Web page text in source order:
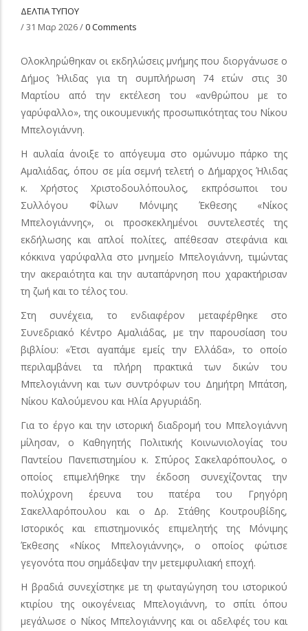
ΔΕΛΤΙΑ ΤΥΠΟΥ
/31 Μαρ 2026/0 Comments
Ολοκληρώθηκαν οι εκδηλώσεις μνήμης που διοργάνωσε ο
Δήμος Ήλιδας για τη συμπλήρωση 74 ετών στις 30
Μαρτίου από την εκτέλεση του «ανθρώπου με το
γαρύφαλλο», της οικουμενικής προσωπικότητας του Νίκου
Μπελογιάννη.
Η αυλαία άνοιξε το απόγευμα στο ομώνυμο πάρκο της
Αμαλιάδας, όπου σε μία σεμνή τελετή ο Δήμαρχος Ήλιδας
κ. Χρήστος Χριστοδουλόπουλος, εκπρόσωποι του
Συλλόγου Φίλων Μόνιμης Έκθεσης «Νίκος
Μπελογιάννης», οι προσκεκλημένοι συντελεστές της
εκδήλωσης και απλοί πολίτες, απέθεσαν στεφάνια και
κόκκινα γαρύφαλλα στο μνημείο Μπελογιάννη, τιμώντας
την ακεραιότητα και την αυταπάρνηση που χαρακτήρισαν
τη ζωή και το τέλος του.
Στη συνέχεια, το ενδιαφέρον μεταφέρθηκε στο
Συνεδριακό Κέντρο Αμαλιάδας, με την παρουσίαση του
βιβλίου: «Έτσι αγαπάμε εμείς την Ελλάδα», το οποίο
περιλαμβάνει τα πλήρη πρακτικά των δικών του
Μπελογιάννη και των συντρόφων του Δημήτρη Μπάτση,
Νίκου Καλούμενου και Ηλία Αργυριάδη.
Για το έργο και την ιστορική διαδρομή του Μπελογιάννη
μίλησαν, ο Καθηγητής Πολιτικής Κοινωνιολογίας του
Παντείου Πανεπιστημίου κ. Σπύρος Σακελαρόπουλος, ο
οποίος επιμελήθηκε την έκδοση συνεχίζοντας την
πολύχρονη έρευνα του πατέρα του Γρηγόρη
Σακελλαρόπουλου και ο Δρ. Στάθης Κουτρουβίδης,
Ιστορικός και επιστημονικός επιμελητής της Μόνιμης
Έκθεσης «Νίκος Μπελογιάννης», ο οποίος φώτισε
γεγονότα που σημάδεψαν την μετεμφυλιακή εποχή.
Η βραδιά συνεχίστηκε με τη φωταγώγηση του ιστορικού
κτιρίου της οικογένειας Μπελογιάννη, το σπίτι όπου
μεγάλωσε ο Νίκος Μπελογιάννης και οι αδελφές του και